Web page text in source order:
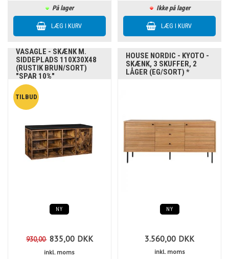
På lager
Ikke på lager
VASAGLE - SKÆNK M.
SIDDEPLADS 110X30X48
(RUSTIK BRUN/SORT)
"SPAR 10%"
NY
930,00 835,00 DKK
inkl. moms
HOUSE NORDIC - KYOTO -
SKÆNK, 3 SKUFFER, 2
LÅGER (EG/SORT) *
NY
3.560,00 DKK
inkl. moms